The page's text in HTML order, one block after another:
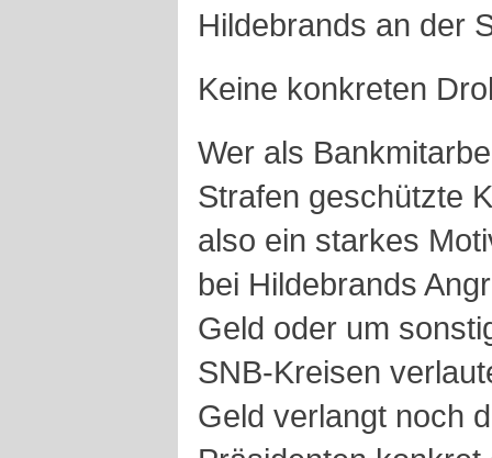
Hildebrands an der
Keine konkreten
Wer als
Strafen geschützte
also ein starkes
bei Hildebrands
Geld oder um
SNB-Kreisen
Geld verlangt noch